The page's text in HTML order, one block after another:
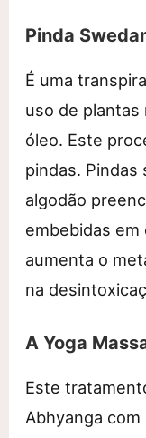
Pinda
É uma
uso de plantas
óleo. Este
pindas. Pindas
algodão
embebidas
aumenta o
na
A Yoga
Este
Abhyanga